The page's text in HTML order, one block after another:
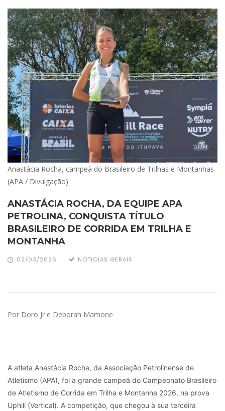
Anastácia Rocha, campeã do Brasileiro de Trilhas e Montanhas
(APA / Divulgação)
ANASTÁCIA ROCHA, DA EQUIPE APA
PETROLINA, CONQUISTA TÍTULO
BRASILEIRO DE CORRIDA EM TRILHA E
MONTANHA
02/03/2026 NOTICIAS GERAIS
Por Doro Jr e Deborah Mamone
A atleta Anastácia Rocha, da Associação Petrolinense de
Atletismo (APA), foi a grande campeã do Campeonato Brasileiro
de Atletismo de Corrida em Trilha e Montanha 2026, na prova
Uphill (Vertical). A competição, que chegou à sua terceira